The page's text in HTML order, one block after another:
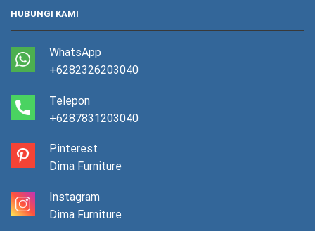
HUBUNGI KAMI
WhatsApp
+6282326203040
Telepon
+6287831203040
Pinterest
Dima Furniture
Instagram
Dima Furniture